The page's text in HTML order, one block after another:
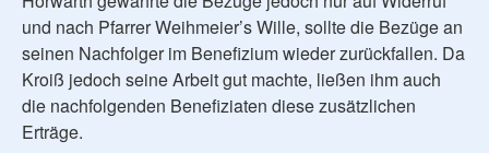
und nach Pfarrer Weihmeier’s Wille, sollte die Bezüge an
seinen Nachfolger im Benefizium wieder zurückfallen. Da
Kroiß jedoch seine Arbeit gut machte, ließen ihm auch
die nachfolgenden Benefiziaten diese zusätzlichen
Erträge.